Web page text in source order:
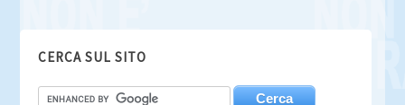
CERCA SUL SITO